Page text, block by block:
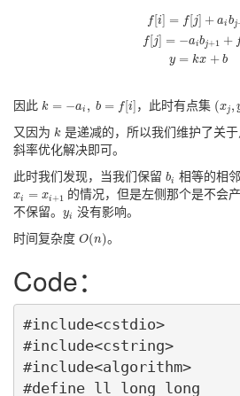
f [i] = f[j] + ai bj
f[j] = −aibj+1 +
y = kx + b
ibj+ j]=− a bj +1
因此 k = −ai , b = f[i]
k [ ，此时有点集 (xj ,
(x
又因为 k
k 是递减的，所以我们维护了关
斜率优化解决即可。
此时我们发现，当我们保留 bi
b 相等的相
xi = xi+1
xi =xi +1
的情况，但是左侧那个是不会
不保留。 yi
yi 没有影响。
时间复杂度 O(n)
O(n) 。
Code：
#include<cstdio>
#include<cstring>
#include<algorithm>
#define ll long long